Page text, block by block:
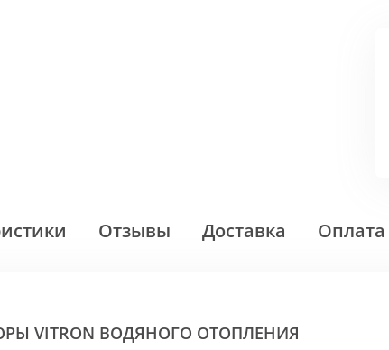
Отзывы Доставка Оплата
VITRON ВОДЯНОГО ОТОПЛЕНИЯ